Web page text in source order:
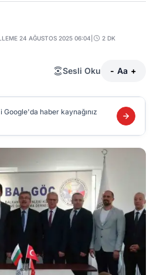
24 AĞUSTOS 2025 06:04 2 DK
Sesli Oku - Aa +
Google'da haber kaynağınız